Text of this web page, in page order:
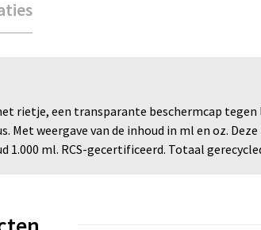
rietje, een transparante beschermcap tegen
weergave van de inhoud in ml en oz.
ml. RCS-gecertificeerd. Totaal